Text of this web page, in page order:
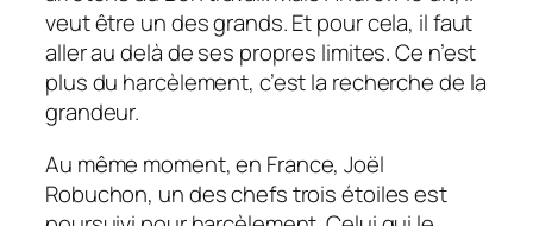
veut être un des grands. Et pour cela, il faut
aller au delà de ses propres limites. Ce n’est
plus du harcèlement, c’est la recherche de la
grandeur.
Au même moment, en France, Joël
Robuchon, un des chefs trois étoiles est